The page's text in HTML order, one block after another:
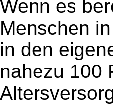
Wenn es
Menschen
in den
nahezu 100